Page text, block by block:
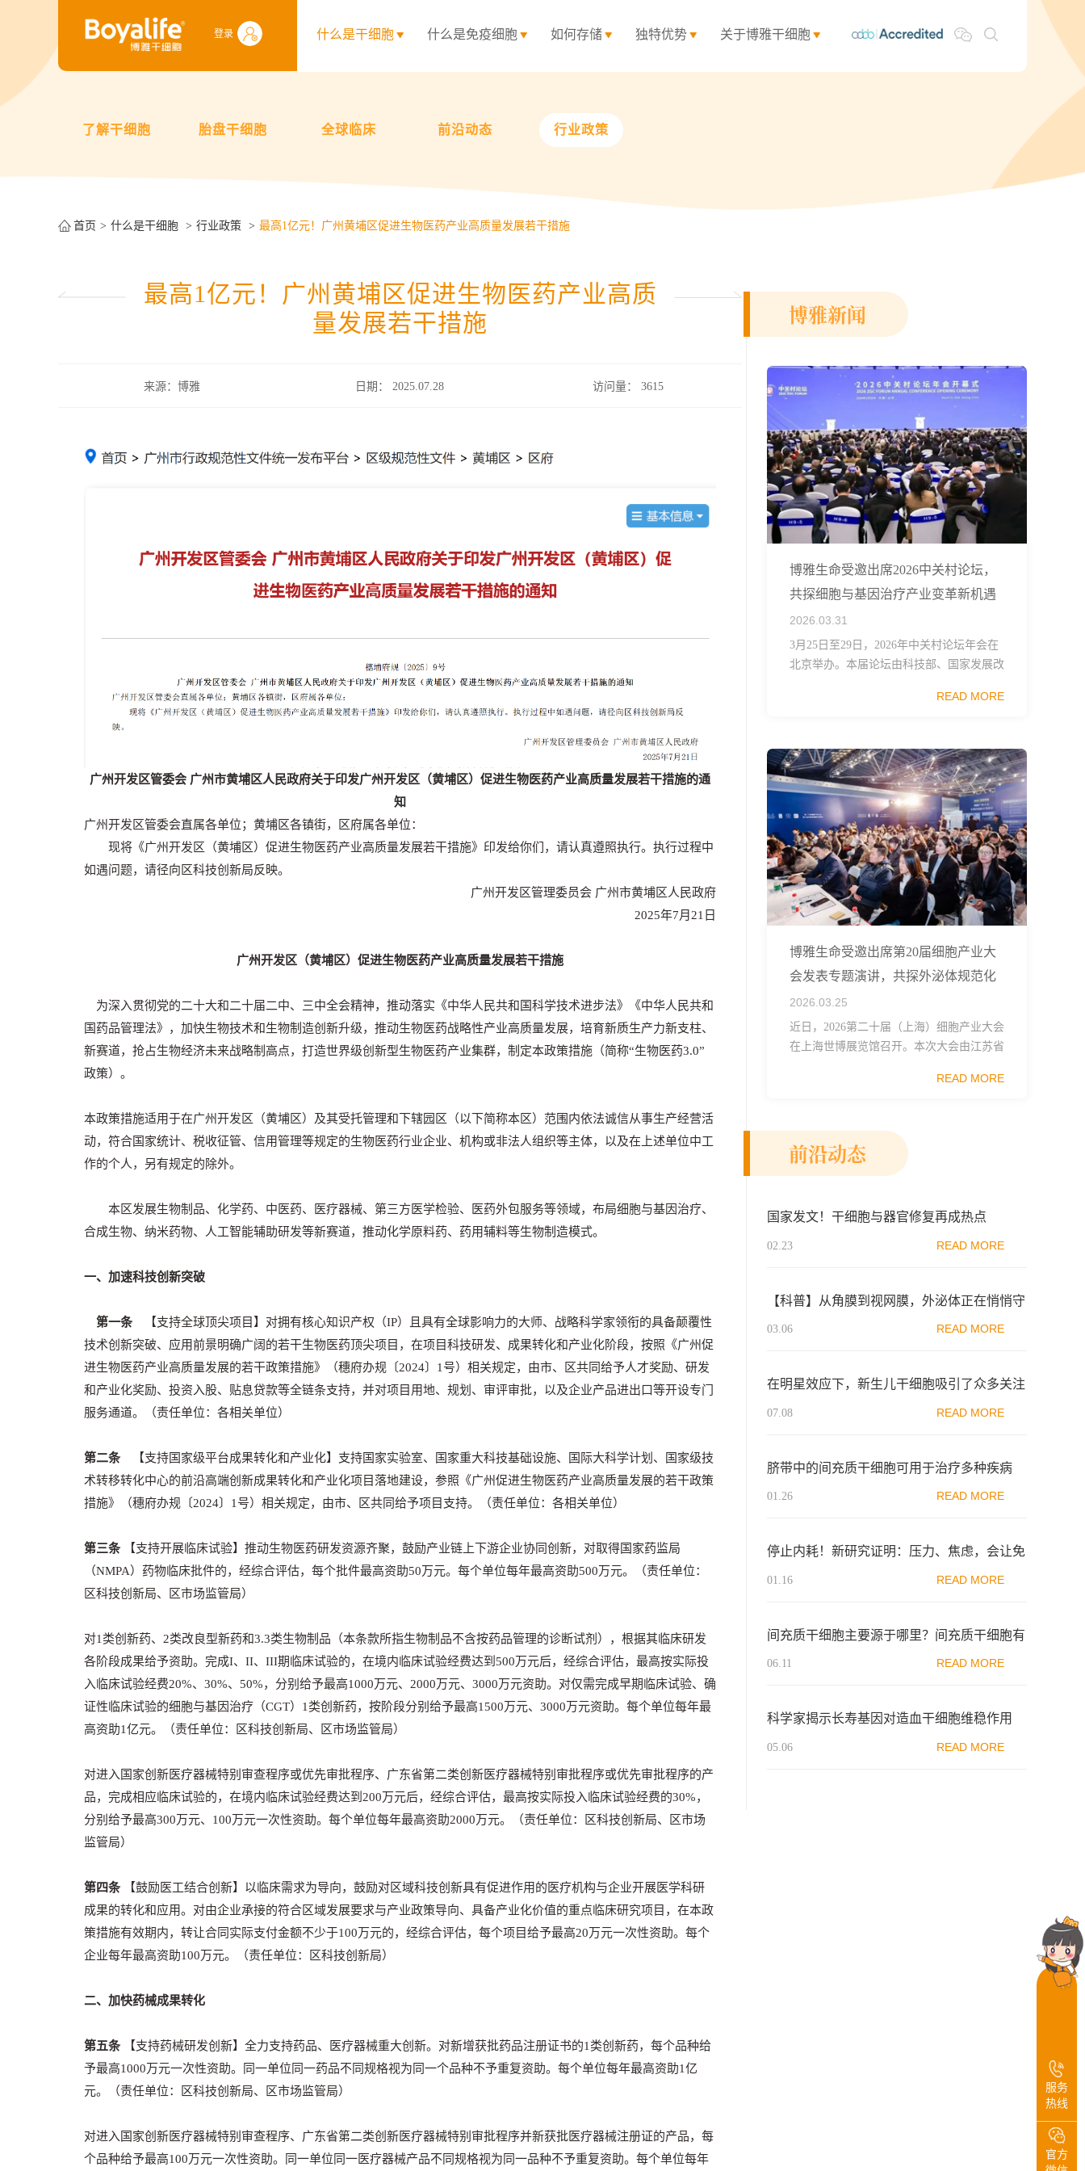
登录 什么是干细胞 什么是免疫细胞 如何存储 独特优势 关于博雅干细胞
了解干细胞 胎盘干细胞 全球临床 前沿动态 行业政策
首页 什么是干细胞 行业政策 最高1亿元！广州黄埔区促进生物医药产业高质量发展若干措施
最高1亿元！广州黄埔区促进生物医药产业高质
量发展若干措施
来源：博雅 日期： 2025.07.28 访问量： 3615
广州开发区管委会 广州市黄埔区人民政府关于印发广州开发区（黄埔区）促进生物医药产业高质量发展若干措施的通
知
广州开发区管委会直属各单位；黄埔区各镇街，区府属各单位：
现将《广州开发区（黄埔区）促进生物医药产业高质量发展若干措施》印发给你们，请认真遵照执行。执行过程中
如遇问题，请径向区科技创新局反映。
广州开发区管理委员会 广州市黄埔区人民政府
2025年7月21日
广州开发区（黄埔区）促进生物医药产业高质量发展若干措施
为深入贯彻党的二十大和二十届二中、三中全会精神，推动落实《中华人民共和国科学技术进步法》《中华人民共和
国药品管理法》，加快生物技术和生物制造创新升级，推动生物医药战略性产业高质量发展，培育新质生产力新支柱、
新赛道，抢占生物经济未来战略制高点，打造世界级创新型生物医药产业集群，制定本政策措施（简称“生物医药3.0”
政策）。
本政策措施适用于在广州开发区（黄埔区）及其受托管理和下辖园区（以下简称本区）范围内依法诚信从事生产经营活
动，符合国家统计、税收征管、信用管理等规定的生物医药行业企业、机构或非法人组织等主体，以及在上述单位中工
作的个人，另有规定的除外。
本区发展生物制品、化学药、中医药、医疗器械、第三方医学检验、医药外包服务等领域，布局细胞与基因治疗、
合成生物、纳米药物、人工智能辅助研发等新赛道，推动化学原料药、药用辅料等生物制造模式。
一、加速科技创新突破
第一条【支持全球顶尖项目】对拥有核心知识产权（IP）且具有全球影响力的大师、战略科学家领衔的具备颠覆性
技术创新突破、应用前景明确广阔的若干生物医药顶尖项目，在项目科技研发、成果转化和产业化阶段，按照《广州促
进生物医药产业高质量发展的若干政策措施》（穗府办规〔2024〕1号）相关规定，由市、区共同给予人才奖励、研发
和产业化奖励、投资入股、贴息贷款等全链条支持，并对项目用地、规划、审评审批，以及企业产品进出口等开设专门
服务通道。（责任单位：各相关单位）
第二条【支持国家级平台成果转化和产业化】支持国家实验室、国家重大科技基础设施、国际大科学计划、国家级技
术转移转化中心的前沿高端创新成果转化和产业化项目落地建设，参照《广州促进生物医药产业高质量发展的若干政策
措施》（穗府办规〔2024〕1号）相关规定，由市、区共同给予项目支持。（责任单位：各相关单位）
第三条
【支持开展临床试验】推动生物医药研发资源齐聚，鼓励产业链上下游企业协同创新，对取得国家药监局
（NMPA）药物临床批件的，经综合评估，每个批件最高资助50万元。每个单位每年最高资助500万元。（责任单位：
区科技创新局、区市场监管局）
对1类创新药、2类改良型新药和3.3类生物制品（本条款所指生物制品不含按药品管理的诊断试剂），根据其临床研发
各阶段成果给予资助。完成I、II、III期临床试验的，在境内临床试验经费达到500万元后，经综合评估，最高按实际投
入临床试验经费20%、30%、50%，分别给予最高1000万元、2000万元、3000万元资助。对仅需完成早期临床试验、确
证性临床试验的细胞与基因治疗（CGT）1类创新药，按阶段分别给予最高1500万元、3000万元资助。每个单位每年最
高资助1亿元。（责任单位：区科技创新局、区市场监管局）
对进入国家创新医疗器械特别审查程序或优先审批程序、广东省第二类创新医疗器械特别审批程序或优先审批程序的产
品，完成相应临床试验的，在境内临床试验经费达到200万元后，经综合评估，最高按实际投入临床试验经费的30%，
分别给予最高300万元、100万元一次性资助。每个单位每年最高资助2000万元。（责任单位：区科技创新局、区市场
监管局）
第四条
【鼓励医工结合创新】以临床需求为导向，鼓励对区域科技创新具有促进作用的医疗机构与企业开展医学科研
成果的转化和应用。对由企业承接的符合区域发展要求与产业政策导向、具备产业化价值的重点临床研究项目，在本政
策措施有效期内，转让合同实际支付金额不少于100万元的，经综合评估，每个项目给予最高20万元一次性资助。每个
企业每年最高资助100万元。（责任单位：区科技创新局）
二、加快药械成果转化
第五条
【支持药械研发创新】全力支持药品、医疗器械重大创新。对新增获批药品注册证书的1类创新药，每个品种给
予最高1000万元一次性资助。同一单位同一药品不同规格视为同一个品种不予重复资助。每个单位每年最高资助1亿
元。（责任单位：区科技创新局、区市场监管局）
对进入国家创新医疗器械特别审查程序、广东省第二类创新医疗器械特别审批程序并新获批医疗器械注册证的产品，每
个品种给予最高100万元一次性资助。同一单位同一医疗器械产品不同规格视为同一品种不予重复资助。每个单位每年
博雅新闻
博雅生命受邀出席2026中关村论坛，
共探细胞与基因治疗产业变革新机遇
2026.03.31
3月25日至29日，2026年中关村论坛年会在
北京举办。本届论坛由科技部、国家发展改
国科学院、中国工程院、中国科协和北京市
READ MORE
博雅生命受邀出席第20届细胞产业大
会发表专题演讲，共探外泌体规范化
发展
2026.03.25
近日，2026第二十届（上海）细胞产业大会
在上海世博展览馆召开。本次大会由江苏省
促进会细胞医药分会、武汉东湖国家自主创
READ MORE
前沿动态
国家发文！干细胞与器官修复再成热点
02.23 READ MORE
【科普】从角膜到视网膜，外泌体正在悄悄守
护你的每一层眼睛
03.06 READ MORE
在明星效应下，新生儿干细胞吸引了众多关注
07.08 READ MORE
脐带中的间充质干细胞可用于治疗多种疾病
01.26 READ MORE
停止内耗！新研究证明：压力、焦虑，会让免
疫细胞 “提前退休”
01.16 READ MORE
间充质干细胞主要源于哪里？间充质干细胞有
什么作用
06.11 READ MORE
科学家揭示长寿基因对造血干细胞维稳作用
05.06 READ MORE
服务
热线
官方